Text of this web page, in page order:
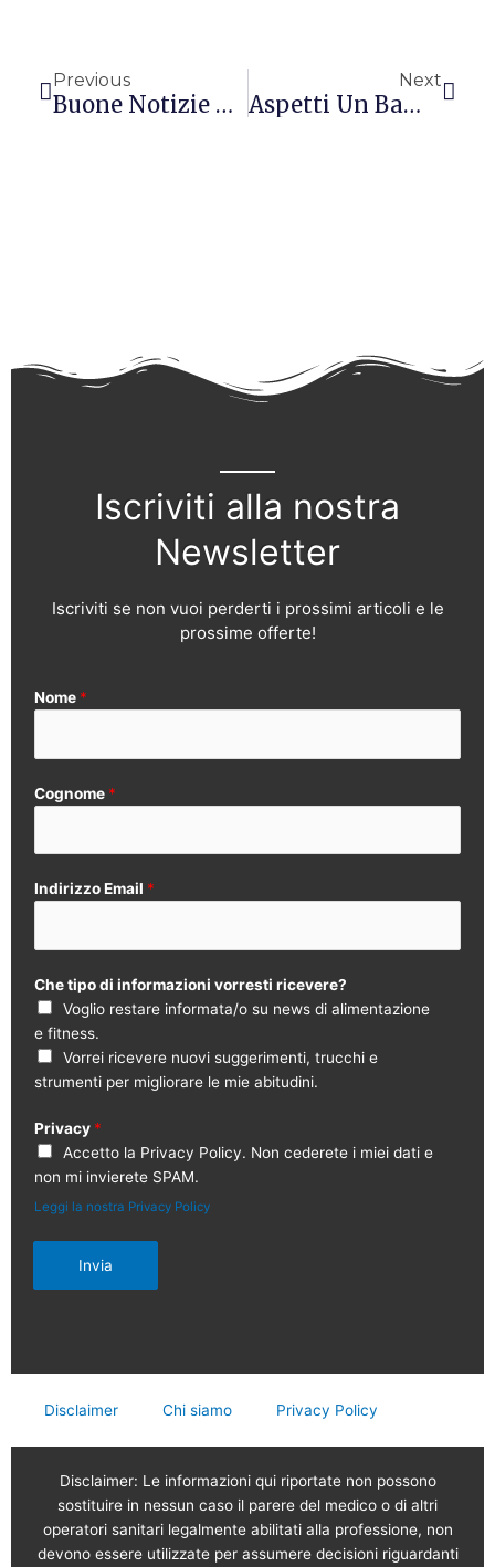
Previous
Buone Notizie Per I Cardiopatici Amanti Del Cioccolato
Next
Aspetti Un Bambino? Mangia Di Tutto
Iscriviti alla nostra
Newsletter
Iscriviti se non vuoi perderti i prossimi articoli e le
prossime offerte!
Nome *
Cognome *
Indirizzo Email *
Che tipo di informazioni vorresti ricevere?
Voglio restare informata/o su news di alimentazione
e fitness.
Vorrei ricevere nuovi suggerimenti, trucchi e
strumenti per migliorare le mie abitudini.
Privacy *
Accetto la Privacy Policy. Non cederete i miei dati e
non mi invierete SPAM.
Leggi la nostra Privacy Policy
Invia
Disclaimer Chi siamo Privacy Policy
Disclaimer: Le informazioni qui riportate non possono
sostituire in nessun caso il parere del medico o di altri
operatori sanitari legalmente abilitati alla professione, non
devono essere utilizzate per assumere decisioni riguardanti